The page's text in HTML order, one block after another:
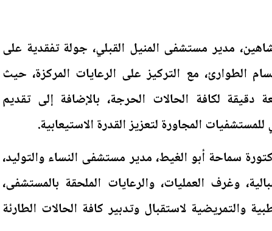
مدير مستشفى المنيل القبلي، جولة تفقدية على
الطوارئ، مع التركيز على الرعايات المركزة، حيث
دقيقة لكافة الحالات الحرجة، بالإضافة إلى تقديم
المجاورة لتعزيز القدرة الاستيعابية.
سماحة أبو الغيط، مدير مستشفى النساء والتوليد،
وغرف العمليات، والرعايات الملحقة بالمستشفى،
والتمريضية لاستقبال وتدبير كافة الحالات الطارئة